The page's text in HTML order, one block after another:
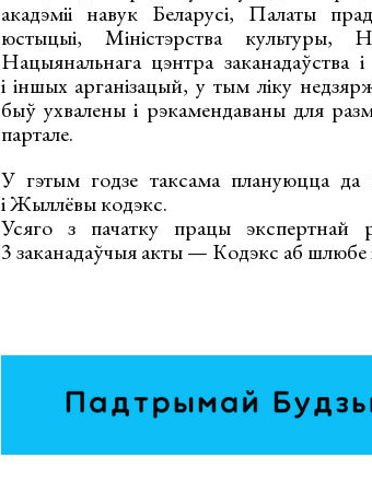
акадэміі навук Беларусі, Палаты
юстыцыі, Міністэрства культуры,
Нацыянальнага цэнтра
і іншых арганізацый, у тым ліку
быў ухвалены і рэкамендаваны для
партале.
У гэтым годзе таксама плануюцца
і Жыллёвы кодэкс.
Усяго з пачатку працы экспертнай
3 заканадаўчыя акты — Кодэкс аб шлюбе